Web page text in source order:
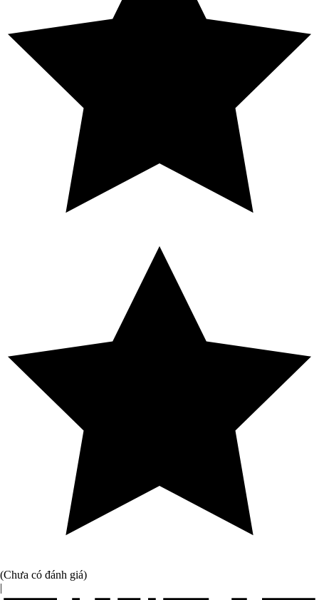
(Chưa có đánh giá)
|